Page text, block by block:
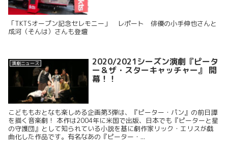
「TKTSオープン記念セレモニー」 レポート 俳優の小手伸也さんと
成河（そんは）さんも登壇
演劇ニュース 2020/2021シーズン演劇『ピータ
ー＆ザ・スターキャッチャー』 開
幕！！
こどももおとなも楽しめる企画第3弾は、『ピーター・パン』の前日譚
を描く音楽劇！ 本作は2004年に米国で出版、日本でも『ピーターと星
の守護団』として知られている小説を基に劇作家リック・エリスが戯
曲化した作品です。有名なあの『ピーター・...